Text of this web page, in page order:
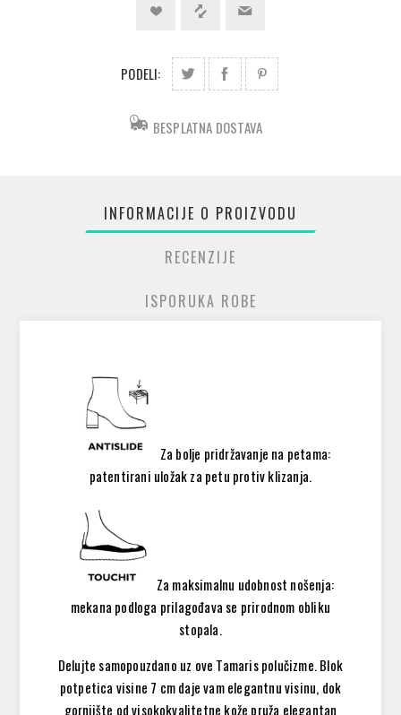
PODELI:
BESPLATNA DOSTAVA
INFORMACIJE O PROIZVODU
RECENZIJE
ISPORUKA ROBE
Za bolje pridržavanje na petama:
patentirani uložak za petu protiv klizanja.
Za maksimalnu udobnost nošenja:
mekana podloga prilagođava se prirodnom obliku
stopala.
Delujte samopouzdano uz ove Tamaris polučizme. Blok
potpetica visine 7 cm daje vam elegantnu visinu, dok
gornjište od visokokvalitetne kože pruža elegantan